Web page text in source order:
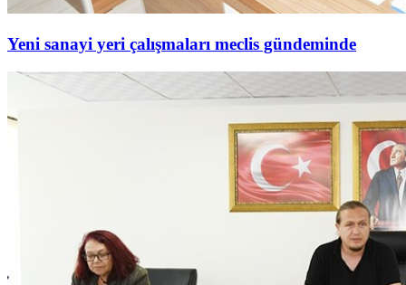
Yeni sanayi yeri çalışmaları meclis gündeminde